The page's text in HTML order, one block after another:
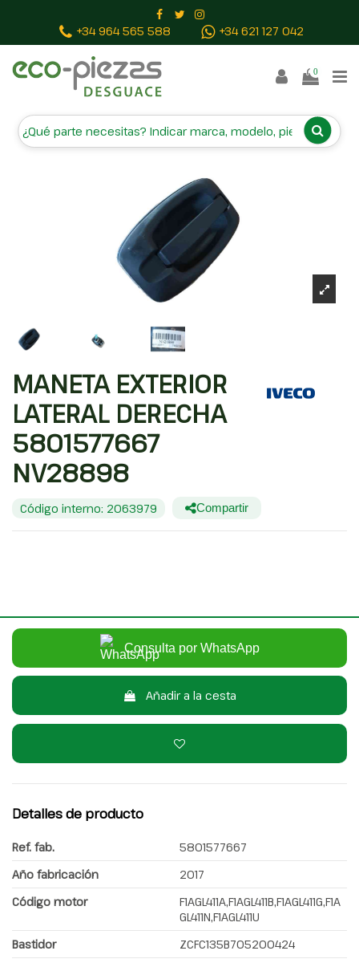
+34 964 565 588 +34 621 127 042
0
MANETA EXTERIOR LATERAL
DERECHA 5801577667 NV28898
MANETA EXTERIOR
LATERAL DERECHA
5801577667
NV28898
Código interno: 2063979 Compartir
Consulta por WhatsApp
Añadir a la cesta
Detalles de producto
Ref. fab.
5801577667
Año fabricación
2017
Código motor
F1AGL411A,F1AGL411B,F1AGL411G,F1A
GL411N,F1AGL411U
Bastidor
ZCFC135B705200424